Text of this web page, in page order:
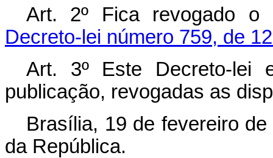
Art. 2º Fica revogado
Decreto-lei número 759, de
Art. 3º Este Decreto-lei
publicação, revogadas as
Brasília, 19 de fevereiro
da República.